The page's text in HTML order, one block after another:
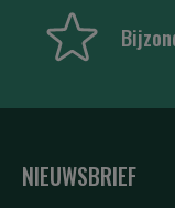
NIEUWSBRIEF